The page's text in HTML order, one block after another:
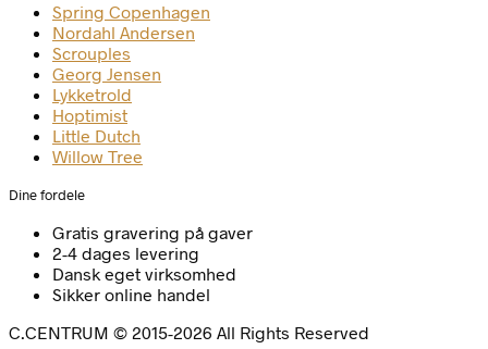
Spring Copenhagen
Nordahl Andersen
Scrouples
Georg Jensen
Lykketrold
Hoptimist
Little Dutch
Willow Tree
Dine fordele
Gratis gravering på gaver
2-4 dages levering
Dansk eget virksomhed
Sikker online handel
C.CENTRUM © 2015-2026 All Rights Reserved